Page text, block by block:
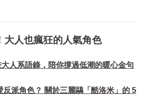
大人也瘋狂的人氣角色
人系語錄，陪你撐過低潮的暖心金句​
派角色？ 關於三麗鷗「酷洛米」的 5